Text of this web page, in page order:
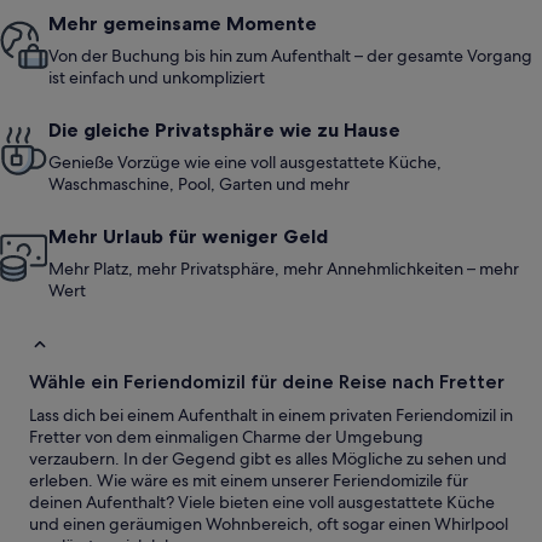
Mehr gemeinsame Momente
Von der Buchung bis hin zum Aufenthalt – der gesamte Vorgang
ist einfach und unkompliziert
Die gleiche Privatsphäre wie zu Hause
Genieße Vorzüge wie eine voll ausgestattete Küche,
Waschmaschine, Pool, Garten und mehr
Mehr Urlaub für weniger Geld
Mehr Platz, mehr Privatsphäre, mehr Annehmlichkeiten – mehr
Wert
Wähle ein Feriendomizil für deine Reise nach Fretter
Lass dich bei einem Aufenthalt in einem privaten Feriendomizil in
Fretter von dem einmaligen Charme der Umgebung
verzaubern. In der Gegend gibt es alles Mögliche zu sehen und
erleben. Wie wäre es mit einem unserer Feriendomizile für
deinen Aufenthalt? Viele bieten eine voll ausgestattete Küche
und einen geräumigen Wohnbereich, oft sogar einen Whirlpool